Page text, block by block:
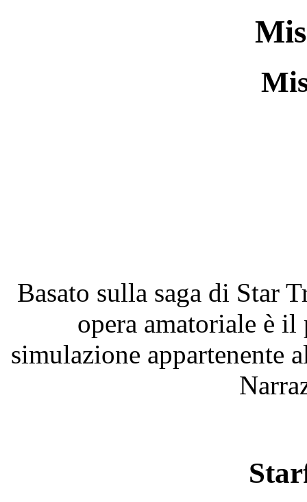
Basato sulla saga di Star
opera amatoriale è
simulazione appartenente